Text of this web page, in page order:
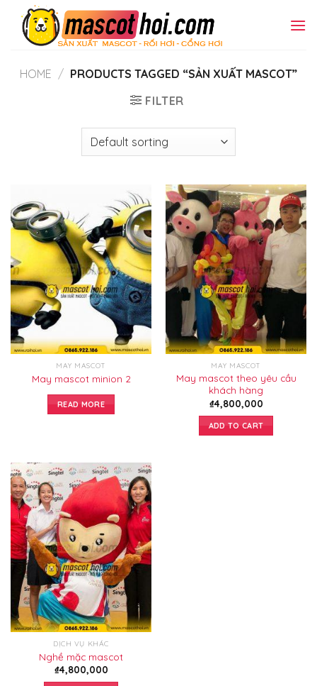
content
HOME / PRODUCTS TAGGED “SẢN XUẤT MASCOT”
FILTER
MAY MASCOT
May mascot minion 2
READ MORE
MAY MASCOT
May mascot theo yêu cầu
khách hàng
₫4,800,000
ADD TO CART
DỊCH VỤ KHÁC
Nghề mặc mascot
₫4,800,000